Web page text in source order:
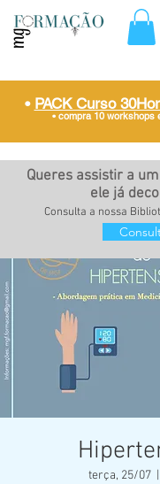
• PACK Curso
• compra 10 workshops
Queres assistir a
ele já
Consulta a nossa
terça, 25/07